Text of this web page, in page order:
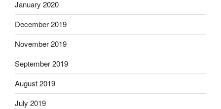
January 2020
December 2019
November 2019
September 2019
August 2019
July 2019